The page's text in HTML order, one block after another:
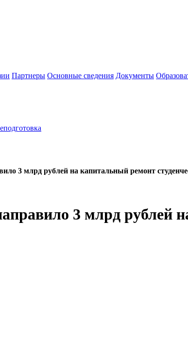
Партнеры Основные сведения Документы
3 млрд рублей на капитальный ремонт
3 млрд рублей